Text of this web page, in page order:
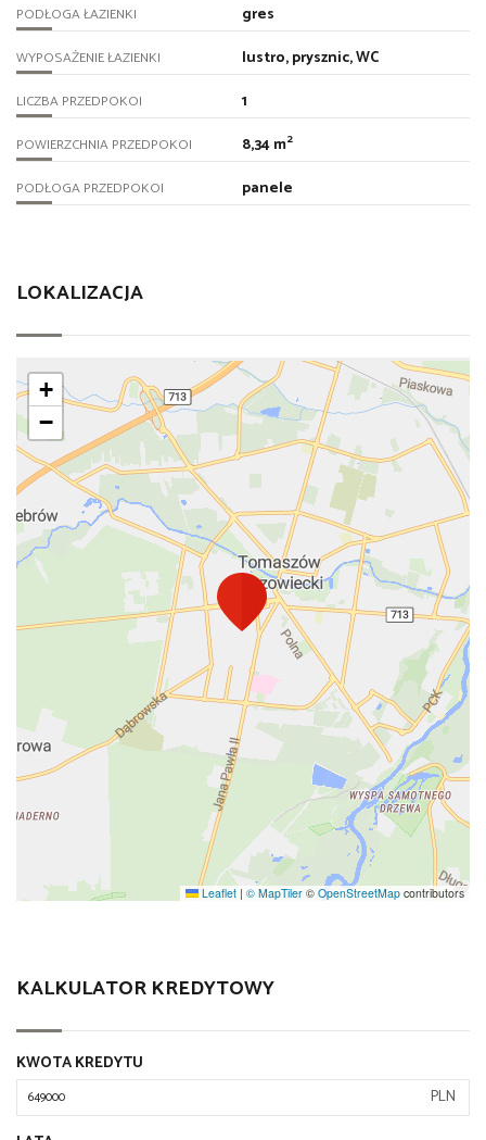
PODŁOGA ŁAZIENKI gres
WYPOSAŻENIE ŁAZIENKI lustro, prysznic, WC
LICZBA PRZEDPOKOI 1
POWIERZCHNIA PRZEDPOKOI 8,34 m2
PODŁOGA PRZEDPOKOI panele
LOKALIZACJA
+
−
Leaflet | © MapTiler © OpenStreetMap contributors
KALKULATOR KREDYTOWY
KWOTA KREDYTU
PLN